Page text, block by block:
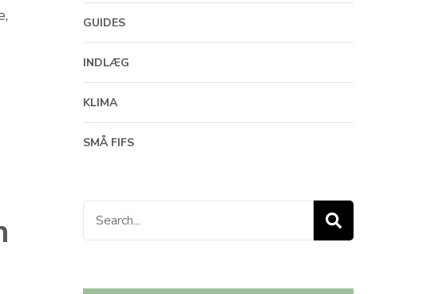
GUIDES
INDLÆG
KLIMA
SMÅ FIFS
Search
for: